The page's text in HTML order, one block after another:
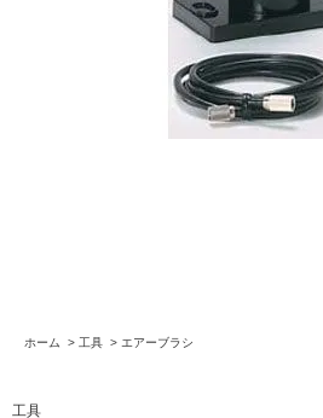
ホーム > 工具 > エアーブラシ
工具